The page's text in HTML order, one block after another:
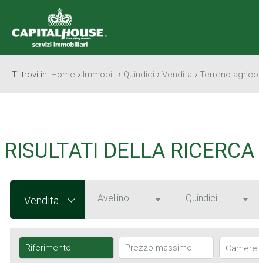
Ti trovi in: Home › Immobili › Quindici › Vendita › Terreno
RISULTATI DELLA RICERCA
Vendita Avellino Quindici